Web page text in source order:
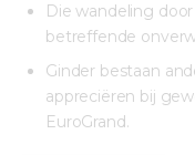
Die wandeling
betreffende
Ginder bestaan
appreciëren bij
EuroGrand.